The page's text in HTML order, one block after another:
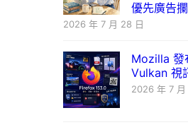
優先廣告
2026 年 7 月 28 日
Mozilla 發
Vulkan 視
2026 年 7 月